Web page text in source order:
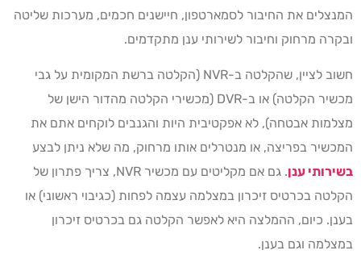
המנצלים את החיבור לסמארטפון, חיישנים חכמים, מערכות שליטה
ובקרה מרחוק וחיבור לשירותי ענן מתקדמים.
חשוב לציין, שהקלטה ב-NVR (הקלטה ברשת המקומית על גבי
מכשיר הקלטה) או ב-DVR (מכשירי הקלטה מהדור הישן של
מצלמות אבטחה), לא אפקטיבית היות והגנבים לוקחים אתם את
המכשיר בפריצה, או מנטרלים אותו מרחוק, מה שלא ניתן לבצע
בשירותי ענן
. גם אם מקליטים עם מכשיר NVR, צריך פתרון של
הקלטה בכרטיס זיכרון במצלמה עצמה לפחות (כגיבוי ראשוני) או
בענן. כיום, ההמלצה היא לאפשר הקלטה גם בכרטיס זיכרון
במצלמה וגם בענן.